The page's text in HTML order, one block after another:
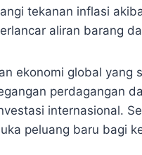
tekanan inflasi
aliran barang
ekonomi global yang
perdagangan
internasional.
peluang baru bagi